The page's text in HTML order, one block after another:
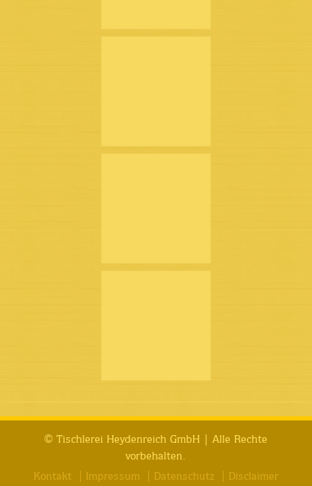
© Tischlerei Heydenreich GmbH | Alle Rechte
vorbehalten.
Kontakt
Impressum Datenschutz Disclaimer